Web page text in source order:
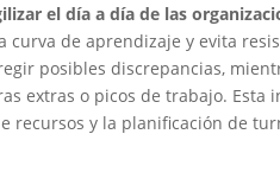
el día a día de las
de aprendizaje y evita
posibles discrepancias,
extras o picos de trabajo.
recursos y la planificación de